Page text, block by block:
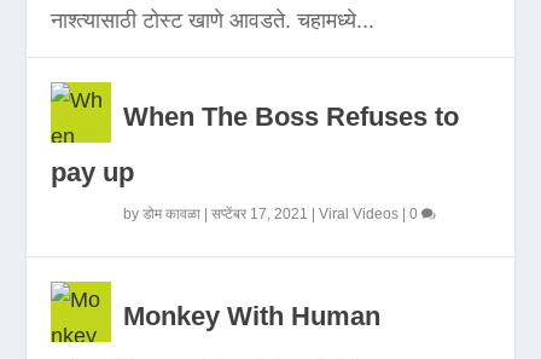
नाश्त्यासाठी टोस्ट खाणे आवडते. चहामध्ये...
When The Boss Refuses to
pay up
byडोम कावळा |सप्टेंबर 17, 2021 |Viral Videos |0
Monkey With Human